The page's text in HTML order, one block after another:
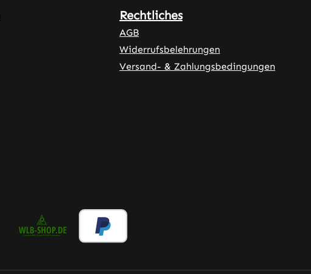
Rechtliches
AGB
Widerrufsbelehrungen
Versand- & Zahlungsbedingungen